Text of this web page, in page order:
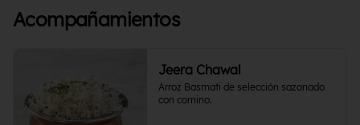
Acompañamientos
Jeera Chawal
Arroz Basmati de selección sazonado
con comino.